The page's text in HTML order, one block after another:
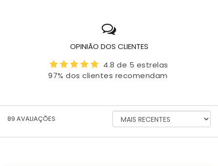
OPINIÃO DOS CLIENTES
4.8 de 5 estrelas
97% dos clientes recomendam
89 AVALIAÇÕES
ORDENAR
AVALIAÇÕES